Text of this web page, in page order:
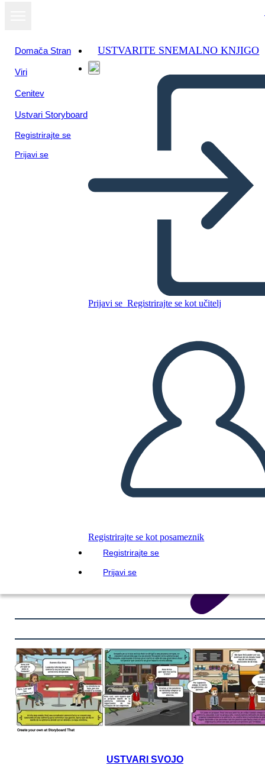
Domača Stran
Viri
Cenitev
Ustvari Storyboard
Registrirajte se
Prijavi se
USTVARITE SNEMALNO KNJIGO
Prijavi se Registrirajte se kot učitelj
Registrirajte se kot posameznik
Registrirajte se
Prijavi se
Kopirajte to snemalno knjigo
PREDVAJANJE DIAPROJEKCIJE
PREBERI MI
Oglejte si kot
diaprojekcijo
USTVARI SVOJO